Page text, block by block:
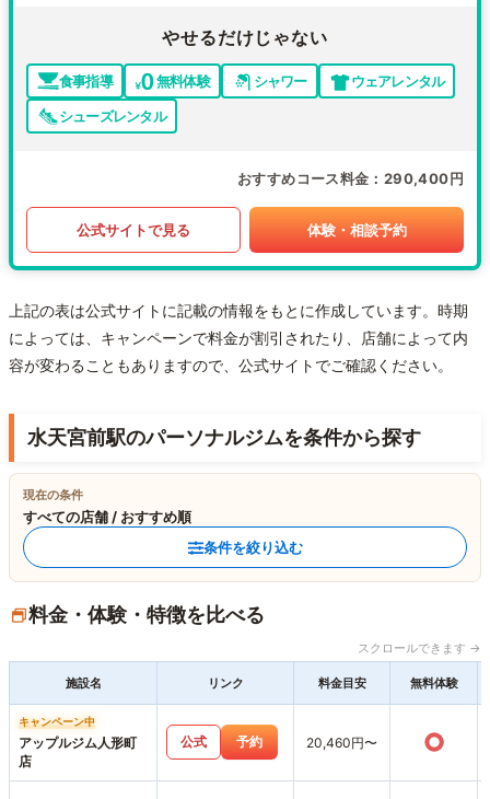
やせるだけじゃない
食事指導 無料体験 シャワー
ウェアレンタル
シューズレンタル
おすすめコース料金 290,400円
公式サイトで見る 体験・相談予約
上記の表は公式サイトに記載の情報をもとに作成しています。時期
によっては、キャンペーンで料金が割引されたり、店舗によって内
容が変わることもありますので、公式サイトでご確認ください。
水天宮前駅のパーソナルジムを条件から探す
現在の条件
すべての店舗 / おすすめ順
条件を絞り込む
料金・体験・特徴を比べる
スクロールできます →
施設名 リンク 料金目安 無料体験
キャンペーン中
アップルジム人形町
店
公式 予約 20,460円〜 ○